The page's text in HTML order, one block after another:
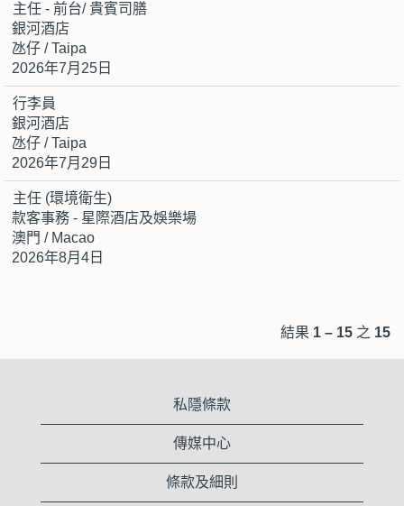
主任 - 前台/ 貴賓司膳
銀河酒店
氹仔 / Taipa
2026年7月25日
行李員
銀河酒店
氹仔 / Taipa
2026年7月29日
主任 (環境衛生)
款客事務 - 星際酒店及娛樂場
澳門 / Macao
2026年8月4日
結果 1 – 15 之 15
私隱條款
傳媒中心
條款及細則